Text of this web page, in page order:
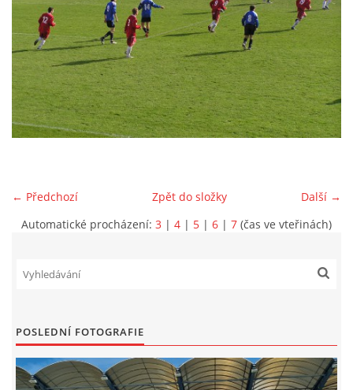
STARŠÍ DOROST
STARŠÍ ŽÁCI
MLADŠÍ ŽÁCI
STARŠÍ PŘÍPRAVKA R 2012 + 2013
ARCHÍV
← Předchozí Další →
Zpět do složky
Automatické procházení: 3 | 4 | 5 | 6 | 7 (čas ve vteřinách)
POSLEDNÍ FOTOGRAFIE